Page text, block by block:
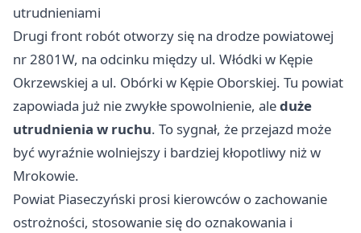
utrudnieniami
Drugi front robót otworzy się na drodze powiatowej
nr 2801W, na odcinku między ul. Włódki w Kępie
Okrzewskiej a ul. Obórki w Kępie Oborskiej. Tu powiat
zapowiada już nie zwykłe spowolnienie, aleduże
utrudnienia w ruchu. To sygnał, że przejazd może
być wyraźnie wolniejszy i bardziej kłopotliwy niż w
Mrokowie.
Powiat Piaseczyński prosi kierowców o zachowanie
ostrożności, stosowanie się do oznakowania i